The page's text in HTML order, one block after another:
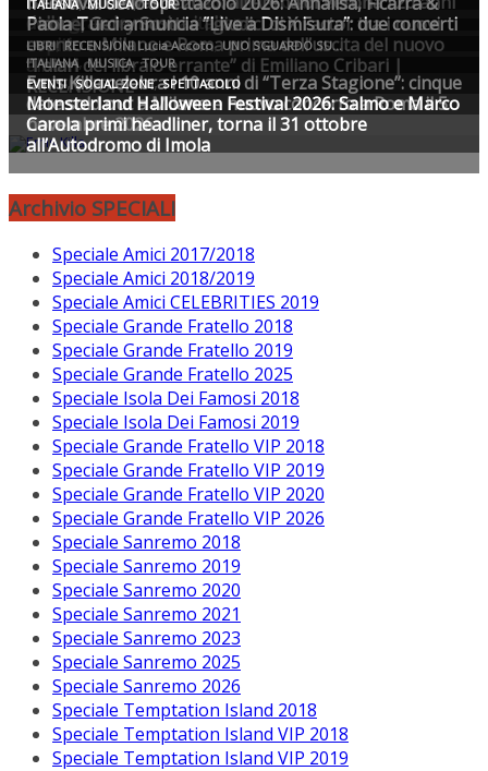
Archivio SPECIALI
Speciale Amici 2017/2018
Speciale Amici 2018/2019
Speciale Amici CELEBRITIES 2019
Speciale Grande Fratello 2018
Speciale Grande Fratello 2019
Speciale Grande Fratello 2025
Speciale Isola Dei Famosi 2018
Speciale Isola Dei Famosi 2019
Speciale Grande Fratello VIP 2018
Speciale Grande Fratello VIP 2019
Speciale Grande Fratello VIP 2020
Speciale Grande Fratello VIP 2026
Speciale Sanremo 2018
Speciale Sanremo 2019
Speciale Sanremo 2020
Speciale Sanremo 2021
Speciale Sanremo 2023
Speciale Sanremo 2025
Speciale Sanremo 2026
Speciale Temptation Island 2018
Speciale Temptation Island VIP 2018
Speciale Temptation Island VIP 2019